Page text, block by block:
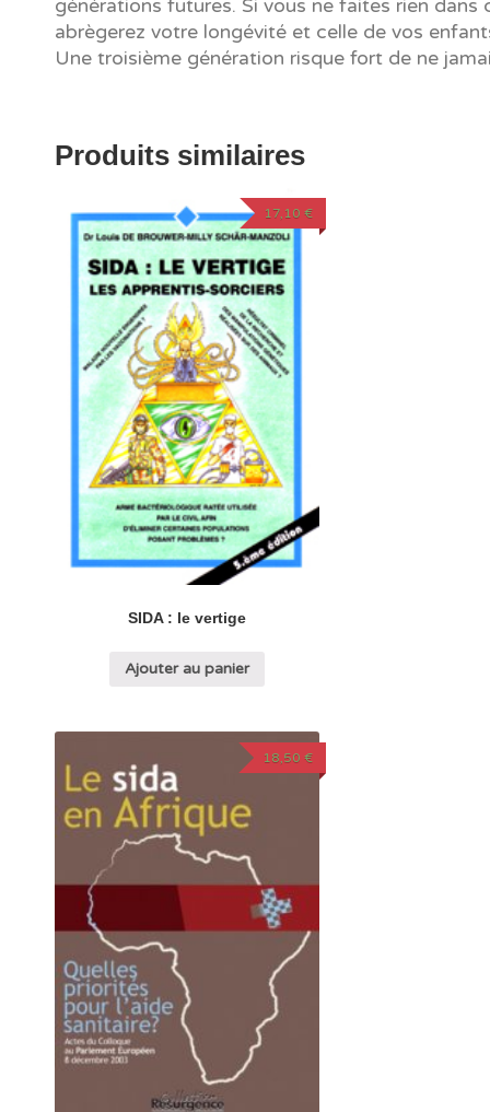
générations futures. Si vous ne faites rien dans
abrègerez votre longévité et celle de vos
Une troisième génération risque fort de ne
Produits similaires
SIDA : le vertige
17,10 €
Ajouter au panier
18,50 €